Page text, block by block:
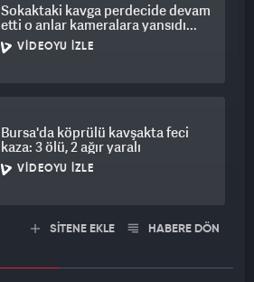
Sokaktaki kavga perdecide devam
etti o anlar kameralara yansıdı...
VIDEOYU İZLE
Bursa'da köprülü kavşakta feci
kaza: 3 ölü, 2 ağır yaralı
VIDEOYU İZLE
SİTENE EKLE HABERE DÖN